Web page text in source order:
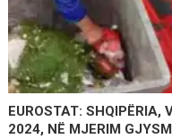
EUROSTAT: SHQIPËRIA,
2024, NË MJERIM